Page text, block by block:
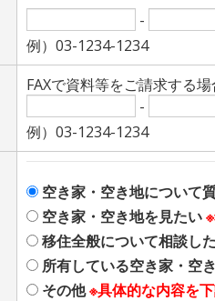
-
例）03-1234-1234
FAXで資料等をご請求する
-
例）03-1234-1234
空き家・空き地について
空き家・空き地を見たい
移住全般について相談し
所有している空き家・空
その他※具体的な内容を